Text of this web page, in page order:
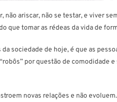
não ariscar, não se testar, e viver
que tomar as rédeas da vida de
sociedade de hoje, é que as
por questão de comodidade
novas relações e não